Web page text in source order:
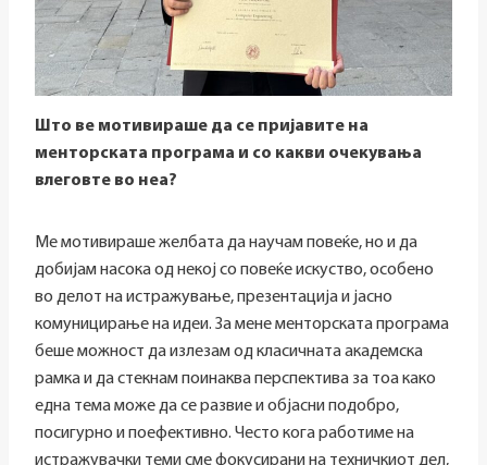
Што ве мотивираше да се пријавите на
менторската програма и со какви очекувања
влеговте во неа?
Ме мотивираше желбата да научам повеќе, но и да
добијам насока од некој со повеќе искуство, особено
во делот на истражување, презентација и јасно
комуницирање на идеи. За мене менторската програма
беше можност да излезам од класичната академска
рамка и да стекнам поинаква перспектива за тоа како
една тема може да се развие и објасни подобро,
посигурно и поефективно. Често кога работиме на
истражувачки теми сме фокусирани на техничкиот дел,